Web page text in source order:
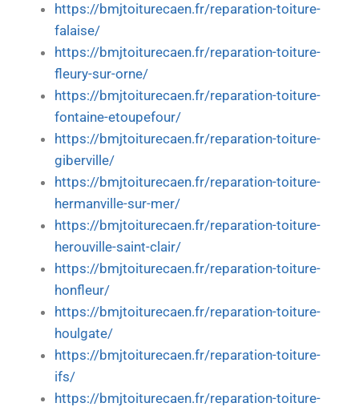
https://bmjtoiturecaen.fr/reparation-toiture-
falaise/
https://bmjtoiturecaen.fr/reparation-toiture-
fleury-sur-orne/
https://bmjtoiturecaen.fr/reparation-toiture-
fontaine-etoupefour/
https://bmjtoiturecaen.fr/reparation-toiture-
giberville/
https://bmjtoiturecaen.fr/reparation-toiture-
hermanville-sur-mer/
https://bmjtoiturecaen.fr/reparation-toiture-
herouville-saint-clair/
https://bmjtoiturecaen.fr/reparation-toiture-
honfleur/
https://bmjtoiturecaen.fr/reparation-toiture-
houlgate/
https://bmjtoiturecaen.fr/reparation-toiture-
ifs/
https://bmjtoiturecaen.fr/reparation-toiture-